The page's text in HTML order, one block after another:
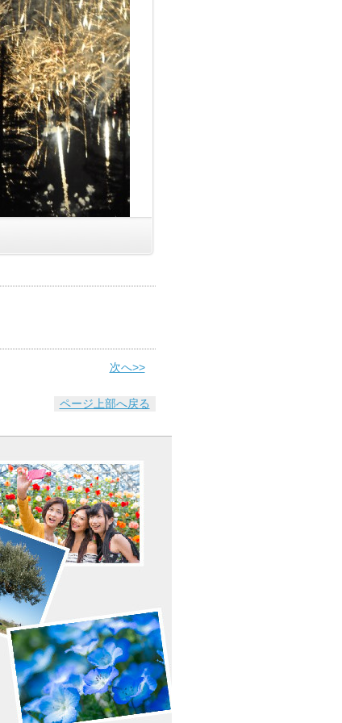
次へ>>
ページ上部へ戻る